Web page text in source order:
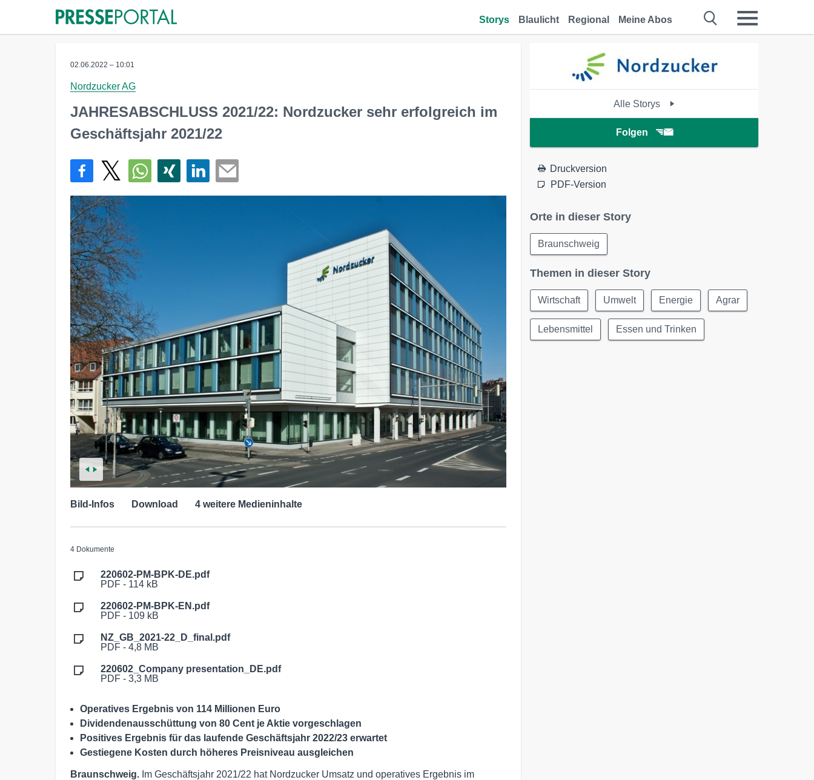
Storys Blaulicht Regional Meine Abos
02.06.2022 – 10:01
Nordzucker AG
JAHRESABSCHLUSS 2021/22: Nordzucker sehr erfolgreich im
Geschäftsjahr 2021/22
Bild-Infos Download 4 weitere Medieninhalte
4 Dokumente
220602-PM-BPK-DE.pdf
PDF - 114 kB
220602-PM-BPK-EN.pdf
PDF - 109 kB
NZ_GB_2021-22_D_final.pdf
PDF - 4,8 MB
220602_Company presentation_DE.pdf
PDF - 3,3 MB
Operatives Ergebnis von 114 Millionen Euro
Dividendenausschüttung von 80 Cent je Aktie vorgeschlagen
Positives Ergebnis für das laufende Geschäftsjahr 2022/23 erwartet
Gestiegene Kosten durch höheres Preisniveau ausgleichen
Braunschweig. Im Geschäftsjahr 2021/22 hat Nordzucker Umsatz und operatives Ergebnis im
Alle Storys
Folgen
Druckversion
PDF-Version
Orte in dieser Story
Braunschweig
Themen in dieser Story
Wirtschaft Umwelt Energie Agrar
Lebensmittel Essen und Trinken